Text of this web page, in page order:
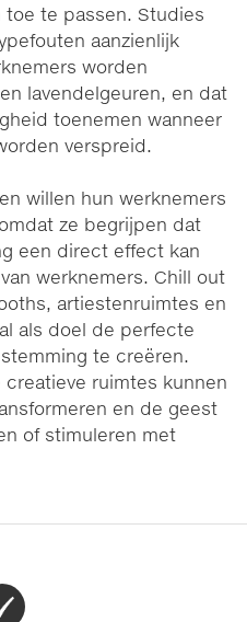
te passen. Studies
aanzienlijk
worden
lavendelgeuren, en dat
toenemen wanneer
verspreid.
willen hun werknemers
ze begrijpen dat
een direct effect kan
werknemers. Chill out
artiestenruimtes en
als doel de perfecte
te creëren.
ruimtes kunnen
en de geest
of stimuleren met